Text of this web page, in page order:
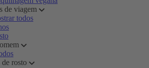
de viagem
todos
rosto